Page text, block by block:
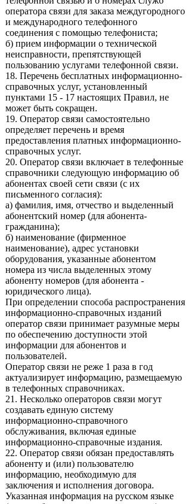
оператора связи для заказа междугородного
и международного телефонного
соединения с помощью телефониста;
б) прием информации о технической
неисправности, препятствующей
пользованию услугами телефонной связи.
18. Перечень бесплатных информационно-
справочных услуг, установленный
пунктами 15 - 17 настоящих Правил, не
может быть сокращен.
19. Оператор связи самостоятельно
определяет перечень и время
предоставления платных информационно-
справочных услуг.
20. Оператор связи включает в телефонные
справочники следующую информацию об
абонентах своей сети связи (с их
письменного согласия):
а) фамилия, имя, отчество и выделенный
абонентский номер (для абонента-
гражданина);
б) наименование (фирменное
наименование), адрес установки
оборудования, указанные абонентом
номера из числа выделенных этому
абоненту номеров (для абонента -
юридического лица).
При определении способа распространения
информационно-справочных изданий
оператор связи принимает разумные меры
по обеспечению доступности этой
информации для абонентов и
пользователей.
Оператор связи не реже 1 раза в год
актуализирует информацию, размещаемую
в телефонных справочниках.
21. Несколько операторов связи могут
создавать единую систему
информационно-справочного
обслуживания, включая единые
информационно-справочные издания.
22. Оператор связи обязан предоставлять
абоненту и (или) пользователю
информацию, необходимую для
заключения и исполнения договора.
Указанная информация на русском языке